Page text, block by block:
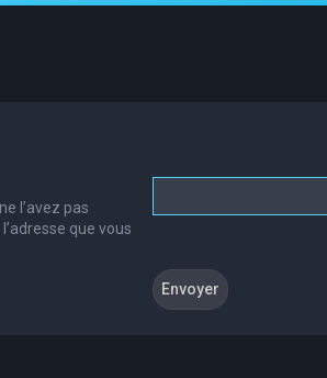
l’avez pas
que vous